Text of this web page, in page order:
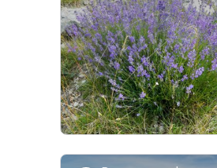
Voir
assez relatives :